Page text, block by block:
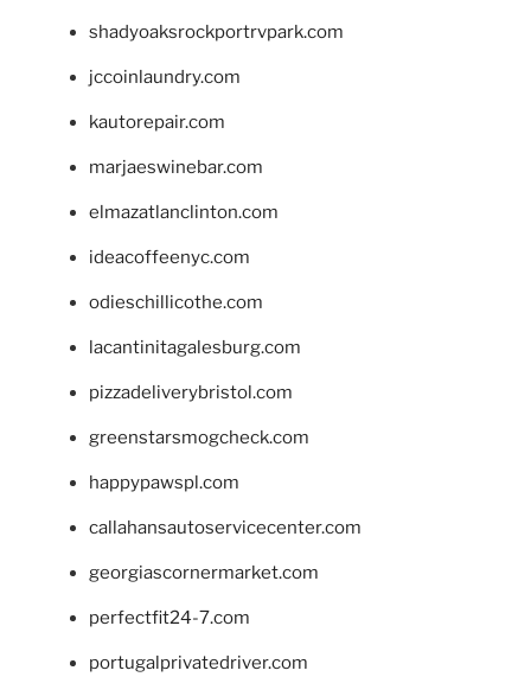
shadyoaksrockportrvpark.com
jccoinlaundry.com
kautorepair.com
marjaeswinebar.com
elmazatlanclinton.com
ideacoffeenyc.com
odieschillicothe.com
lacantinitagalesburg.com
pizzadeliverybristol.com
greenstarsmogcheck.com
happypawspl.com
callahansautoservicecenter.com
georgiascornermarket.com
perfectfit24-7.com
portugalprivatedriver.com